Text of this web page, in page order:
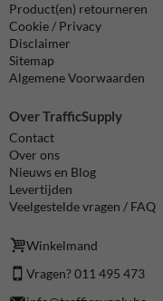
Product(en) retourneren
Cookie / Privacy
Disclaimer
Sitemap
Algemene Voorwaarden
Over TrafficSupply
Contact
Over ons
Nieuws en Blog
Levertijden
Veelgestelde vragen / FAQ
Winkelmand
Vragen? 011 495 473